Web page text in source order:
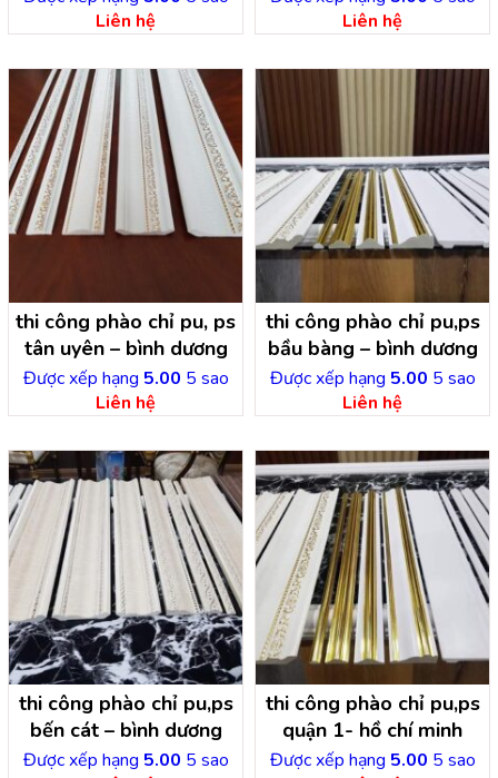
Liên hệ
Liên hệ
thi công phào chỉ pu, ps
tân uyên – bình dương
Được xếp hạng 5.00 5 sao
Liên hệ
thi công phào chỉ pu,ps
bầu bàng – bình dương
Được xếp hạng 5.00 5 sao
Liên hệ
thi công phào chỉ pu,ps
bến cát – bình dương
Được xếp hạng 5.00 5 sao
thi công phào chỉ pu,ps
quận 1- hồ chí minh
Được xếp hạng 5.00 5 sao